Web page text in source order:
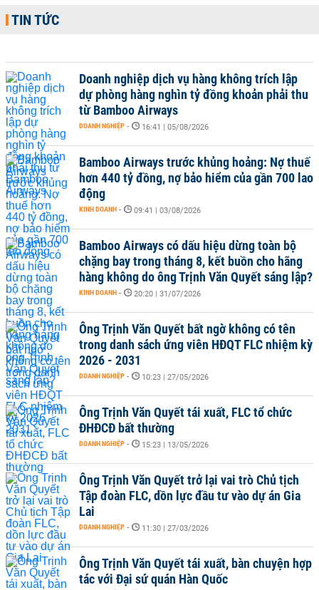
TIN TỨC
Doanh nghiệp dịch vụ hàng không trích lập
dự phòng hàng nghìn tỷ đồng khoản phải thu
từ Bamboo Airways
DOANH NGHIỆP - 16:41 | 05/08/2026
Bamboo Airways trước khủng hoảng: Nợ thuế
hơn 440 tỷ đồng, nợ bảo hiểm của gần 700 lao
động
KINH DOANH - 09:41 | 03/08/2026
Bamboo Airways có dấu hiệu dừng toàn bộ
chặng bay trong tháng 8, kết buồn cho hãng
hàng không do ông Trịnh Văn Quyết sáng lập?
KINH DOANH - 20:20 | 31/07/2026
Ông Trịnh Văn Quyết bất ngờ không có tên
trong danh sách ứng viên HĐQT FLC nhiệm kỳ
2026 - 2031
DOANH NGHIỆP - 10:23 | 27/05/2026
Ông Trịnh Văn Quyết tái xuất, FLC tổ chức
ĐHĐCĐ bất thường
DOANH NGHIỆP - 15:23 | 13/05/2026
Ông Trịnh Văn Quyết trở lại vai trò Chủ tịch
Tập đoàn FLC, dồn lực đầu tư vào dự án Gia
Lai
DOANH NGHIỆP - 11:30 | 27/03/2026
Ông Trịnh Văn Quyết tái xuất, bàn chuyện hợp
tác với Đại sứ quán Hàn Quốc